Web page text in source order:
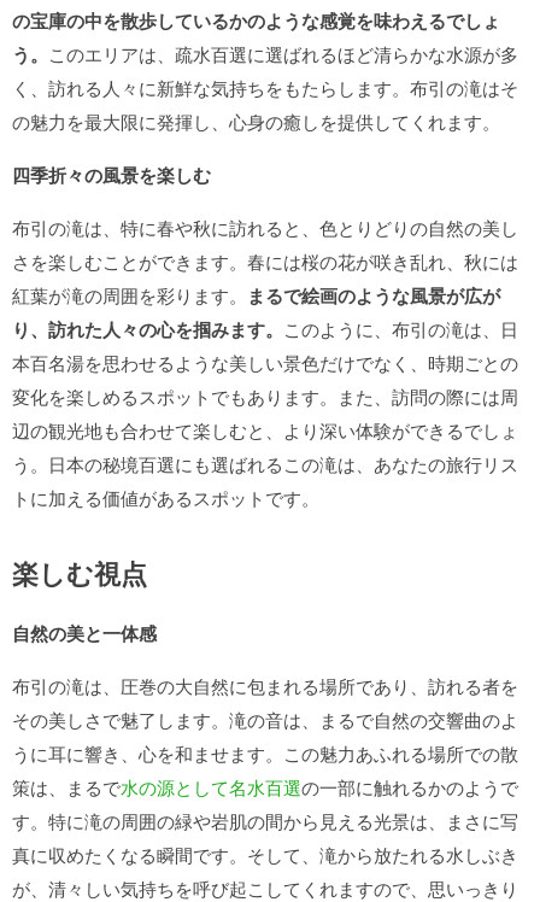
の宝庫の中を散歩しているかのような感覚を味わえるでしょ
う。 このエリアは、疏水百選に選ばれるほど清らかな水源が多
く、訪れる人々に新鮮な気持ちをもたらします。布引の滝はそ
の魅力を最大限に発揮し、心身の癒しを提供してくれます。
四季折々の風景を楽しむ
布引の滝は、特に春や秋に訪れると、色とりどりの自然の美し
さを楽しむことができます。春には桜の花が咲き乱れ、秋には
紅葉が滝の周囲を彩ります。
まるで絵画のような風景が広が
り、訪れた人々の心を掴みます。 このように、布引の滝は、日
本百名湯を思わせるような美しい景色だけでなく、時期ごとの
変化を楽しめるスポットでもあります。また、訪問の際には周
辺の観光地も合わせて楽しむと、より深い体験ができるでしょ
う。日本の秘境百選にも選ばれるこの滝は、あなたの旅行リス
トに加える価値があるスポットです。
楽しむ視点
自然の美と一体感
布引の滝は、圧巻の大自然に包まれる場所であり、訪れる者を
その美しさで魅了します。滝の音は、まるで自然の交響曲のよ
うに耳に響き、心を和ませます。この魅力あふれる場所での散
策は、まるで水の源として名水百選の一部に触れるかのようで
す。特に滝の周囲の緑や岩肌の間から見える光景は、まさに写
真に収めたくなる瞬間です。そして、滝から放たれる水しぶき
が、清々しい気持ちを呼び起こしてくれますので、思いっきり